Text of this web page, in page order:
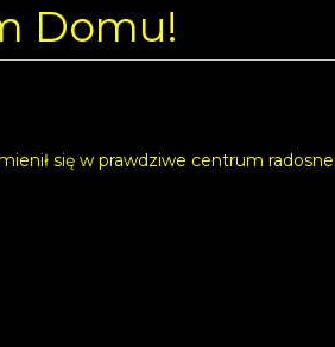
Domu!
się w prawdziwe centrum